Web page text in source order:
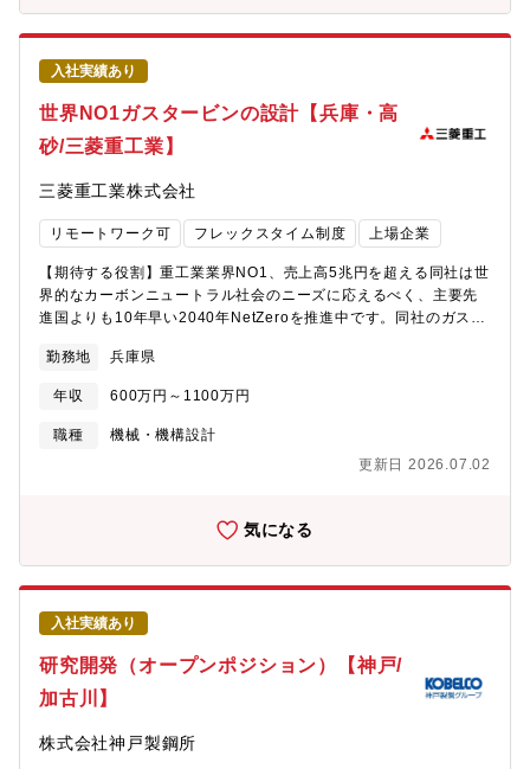
応じて、ご自身のアイデアを活かした開発テーマの起案から、室
期待しています。●入社数年後：ご経験や志向性に応じて、以下の
ような他部署へのローテーションする可能性がございます。 技
術サービス（各地区フロント、海外駐在含む）、操業（加古川製
鉄所内）、技術管理（加古川製鉄所内）等【魅力】◎少数精鋭の
組織のため早期から開発テーマをお任せしており、年次を問わず
コアメンバーとして活躍しています。◎自身が開発に従事した製
品や技術が実機に適用された際の達成感・満足感は大きく、次の
テーマへの強いモチベーションに繋がります。◎自ら提案・企画
した開発テーマを推進できるため、直面した課題を自力で乗り越
えた際に、大きな自己成長とやりがいを実感できます。◎担当テ
自らBプランのロジックを組み立てて検証を繰り返すことで、技術
部門など関係部署と協働して課題を達成したとき、組織の大きな
団結力や一体感を味わうことができます。◎学会発表やDX等の変
ないプラント・設備」を実現する技術を開発します。・稼働中の
機械設備から得られる振動・音データの計測および高度な信号処
理・AIや統計的手法を用いた異常予兆検知アルゴリズムの開発・
実装・現場の課題に基づいた、スマート保安・リモート診断シス
テムの構築【採用背景】［技術開発本部 機械研究所 振動音響研究
室］では、同社/同社グループの機械製品の低振動化・低騒音化、
素材系工場や電力設備の振動・音による設備診断技術の開発によ
ルを目標とする新プロセスや機械の開発の活発化、労働人口減少
の中での適切な設備保全による安定稼働のためには、上記の技術
がますます重要になってきており、それらの開発を加速・強化す
機械研究所 振動音響研究室【配属予定部署の現在の組織体制】機
械研究所└所長・企画└構造強度研究室└振動音響研究室…★配属
予定部署└流熱技術研究室└化学技術研究室└資源プロセス研究室
└AYZp（PL含む）※今回は振動音響研究室への配属を予定してい
社員2名）└振動グループと音グループで約半数で分かれ、振動と
ない問題も多く、各グループメンバーが同じテーマで役割分担し
て課題解決を進める事も多くあります。【振動音響研究室のミッ
係する機械製品に関しては、安心・安全な稼働により振動騒音ト
すが、状態を監視したい設備は多く、設備診断技術を開発する人
の要素技術開発、事業戦略に基づく技術課題の抽出とテーマ立案
が可能な状態を目指しており、スペシャリスト・マネージャー両
方のキャリア選択肢がございます。【魅力・やりがい】◎一般的
なメーカーの技術者が「自社製品のみ」に閉じるのに対して、同
社では素材のソリューションとしても振動・音の技術を活用して
入社実績あり
世界NO1ガスタービンの設計【兵庫・高
砂/三菱重工業】
三菱重工業株式会社
リモートワーク可 フレックスタイム制度 上場企業
【期待する役割】重工業業界NO1、売上高5兆円を超える同社は世
界的なカーボンニュートラル社会のニーズに応えるべく、主要先
進国よりも10年早い2040年NetZeroを推進中です。同社のガスタ
誇り、かつ従来型の石炭焚き火力発電に比べてCO排出量を約50%
削除できるものであります。そのために、カーボンフリー発電の
中核である水素・アンモニアガスタービンの開発とコンバインド
サイクルの究極的なCO2エコ高効率化を加速すべく、様々なスキ
たします。【職務内容】脱炭素社会実現に向けた発電用ガスター
設計、要素設計(燃焼器・タービン・圧縮機)など。発電プロジェク
トの主機設計を通して、受注に直結する性能や信頼性を司りま
す。製品開発戦略や研究開発のロードマップの作成など、経営戦
略を立て、ものづくりの実現を設計面で主導します。【本ポジシ
ョンの魅力】■世界トップクラスのシェアを誇る最先端のガスター
ビンの計画段階から試運転まで一貫した業務を担当します。■同じ
敷地内に総合研究所があるため、研究チームと密に関わりながら
開発を主導しています。■世界各国の発電ビジネスに携わったり、
海外事務所での開発業務を行うなどグローバルな環境に身を置く
設・サービスと全てに参画出来ます。■リモートワークが普及して
勤務地 兵庫県
年収 600万円～1100万円
職種
機械・機構設計
更新日 2026.07.02
気になる
入社実績あり
研究開発（オープンポジション）【神戸/
加古川】
株式会社神戸製鋼所